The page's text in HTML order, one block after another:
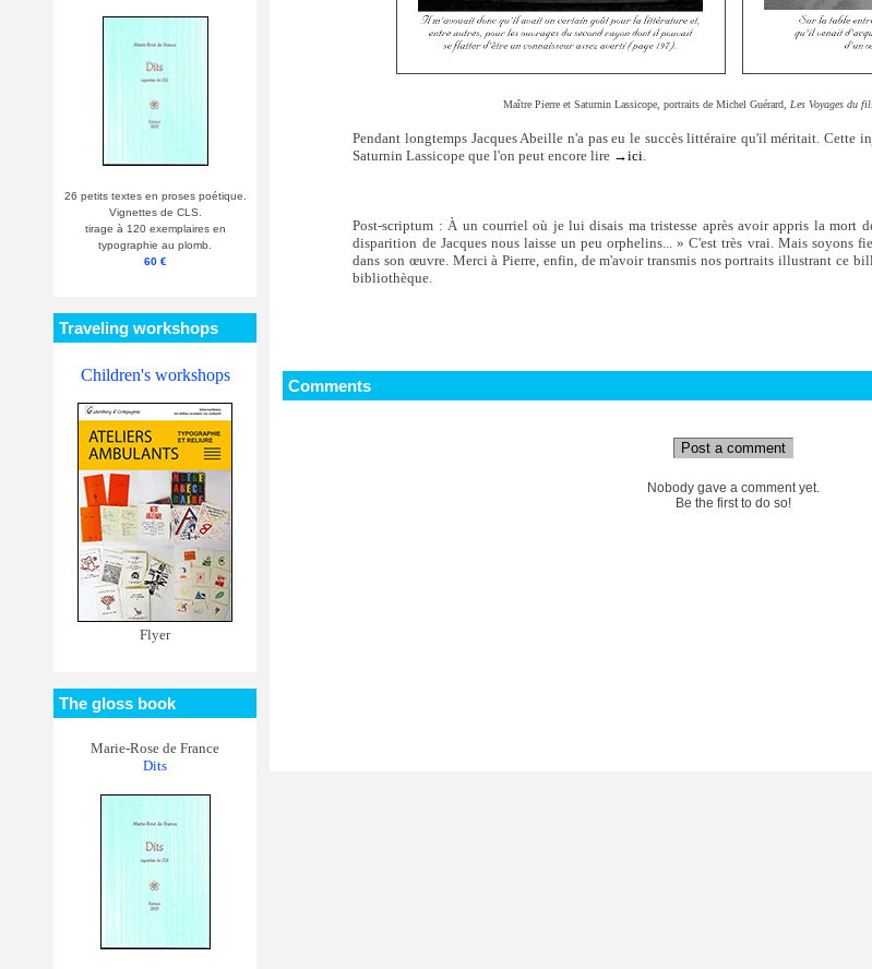
26 petits textes en proses poétique.
Vignettes de CLS.
tirage à 120 exemplaires en
typographie au plomb.
60 €
Traveling workshops
Children's workshops
Flyer
The gloss book
Marie-Rose de France
Dits
Maître Pierre et Saturnin Lassicope, portraits de Michel Guérard, Les Voyages du
Pendant longtemps Jacques Abeille n'a pas eu le succès littéraire qu'il méritait. Cette
Saturnin Lassicope que l'on peut encore lire →ici.
Post-scriptum : À un courriel où je lui disais ma tristesse après avoir appris la mort
disparition de Jacques nous laisse un peu orphelins... » C'est très vrai. Mais soyons
dans son œuvre. Merci à Pierre, enfin, de m'avoir transmis nos portraits illustrant ce
bibliothèque.
Comments
Post a comment
Nobody gave a comment yet.
Be the first to do so!